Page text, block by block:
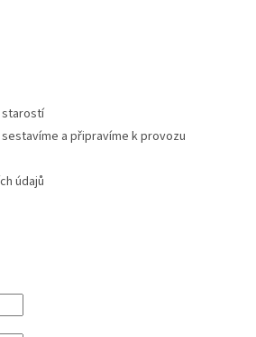
starostí
sestavíme a připravíme k provozu
údajů